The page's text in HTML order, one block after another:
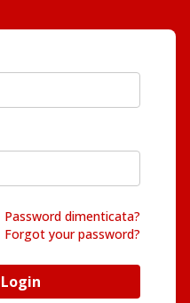
Password dimenticata?
Forgot your password?
Accedi / Login